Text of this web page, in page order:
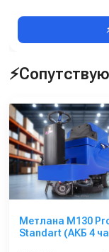
Метлана М130
Standart (АКБ 4